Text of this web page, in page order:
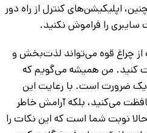
اپلیکیشن‌های کنترل از راه دور
سایبری را فراموش نکنید.
از چراغ قوه می‌تواند لذت‌بخش و
کنید. من همیشه می‌گویم که
یک ضرورت است. با رعایت این
می‌کنید، بلکه آرامش خاطر
نوبت شما است که این نکات را